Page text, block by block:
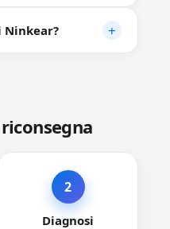
Ninkear?
2
Diagnosi